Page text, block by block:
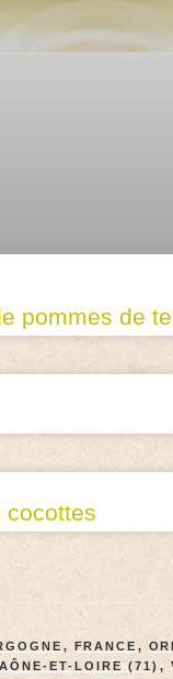
pommes de
cocottes
, FRANCE ,
ET-LOIRE (71) ,